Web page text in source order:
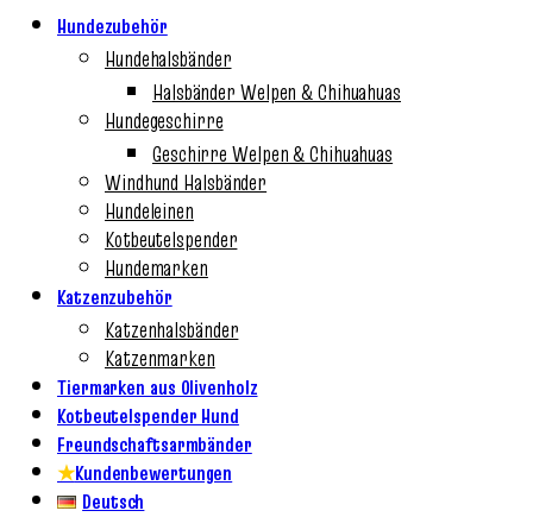
Hundezubehör
Hundehalsbänder
Halsbänder Welpen & Chihuahuas
Hundegeschirre
Geschirre Welpen & Chihuahuas
Windhund Halsbänder
Hundeleinen
Kotbeutelspender
Hundemarken
Katzenzubehör
Katzenhalsbänder
Katzenmarken
Tiermarken aus Olivenholz
Kotbeutelspender Hund
Freundschaftsarmbänder
★Kundenbewertungen
Deutsch